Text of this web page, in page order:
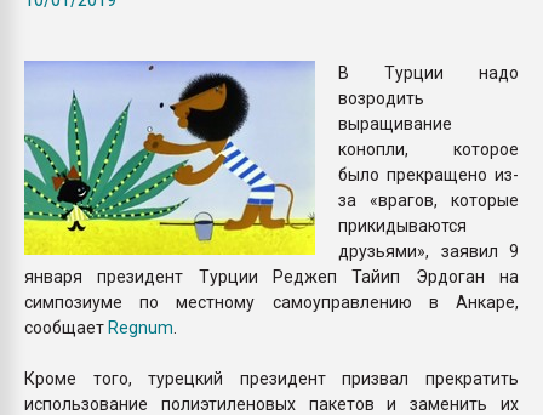
ПЕРЕЙТИ НА
В Турции надо
возродить
выращивание
конопли, которое
было прекращено из-
за «врагов, которые
прикидываются
друзьями», заявил 9
января президент Турции Реджеп Тайип Эрдоган на
симпозиуме по местному самоуправлению в Анкаре,
сообщаетRegnum
Кроме того, турецкий президент призвал прекратить
использование полиэтиленовых пакетов и заменить их